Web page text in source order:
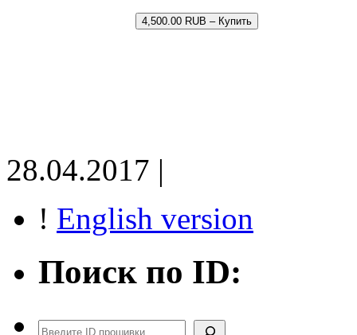
4,500.00 RUB – Купить
28.04.2017 |
! English version
Поиск по ID:
Поиск